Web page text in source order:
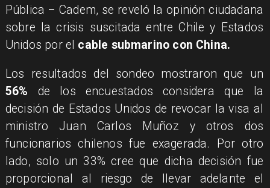
Pública – Cadem, se reveló la opinión ciudadana
sobre la crisis suscitada entre Chile y Estados
Unidos por el cable submarino con China.
Los resultados del sondeo mostraron que un
56% de los encuestados considera que la
decisión de Estados Unidos de revocar la visa al
ministro Juan Carlos Muñoz y otros dos
funcionarios chilenos fue exagerada. Por otro
lado, solo un 33% cree que dicha decisión fue
proporcional al riesgo de llevar adelante el